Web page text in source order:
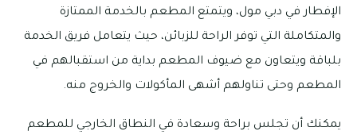
الإفطار في دبي مول، ويتمتع المطعم بالخدمة الممتازة
والمتكاملة التي توفر الراحة للزبائن، حيث يتعامل فريق الخدمة
بلباقة ويتعاون مع ضيوف المطعم بداية من استقبالهم في
المطعم وحتى تناولهم أشهى المأكولات والخروج منه.
يمكنك أن تجلس براحة وسعادة في النطاق الخارجي للمطعم